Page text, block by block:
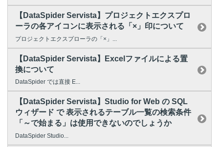
【DataSpider Servista】プロジェクトエクスプロ
ーラの各アイコンに表示される「×」印について
プロジェクトエクスプローラの「×」...
【DataSpider Servista】Excelファイルによる置
換について
DataSpider では直接 E...
【DataSpider Servista】Studio for Web の SQL
ウィザード で 表示されるテーブル一覧の検索条件
「～で始まる」は使用できないのでしょうか
DataSpider Studio...